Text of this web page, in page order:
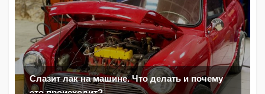
Слазит лак на машине. Что делать и почему